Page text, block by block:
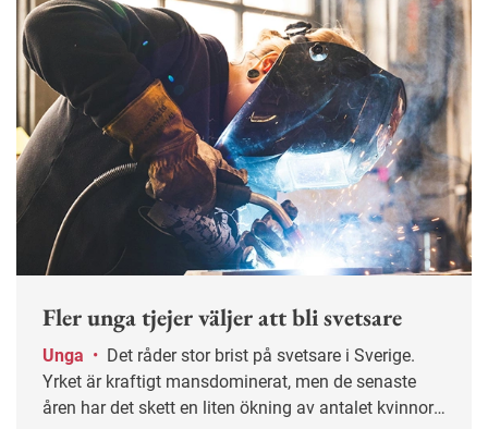
Fler unga tjejer väljer att bli svetsare
Unga •
Yrket är kraftigt mansdominerat, men de senaste
åren har det skett en liten ökning av antalet kvinnor.